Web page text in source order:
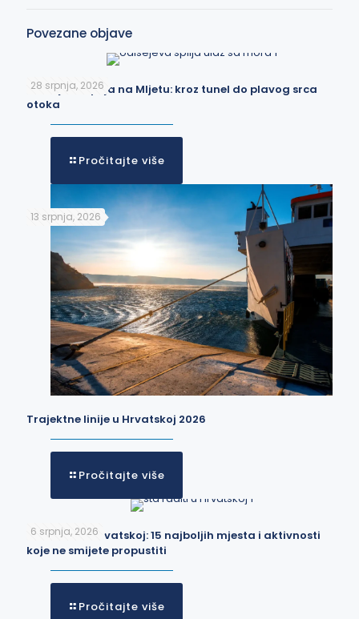
Povezane objave
28 srpnja, 2026
Odisejeva špilja na Mljetu: kroz tunel do plavog srca
otoka
Pročitajte više
13 srpnja, 2026
Trajektne linije u Hrvatskoj 2026
Pročitajte više
6 srpnja, 2026
Što raditi u Hrvatskoj: 15 najboljih mjesta i aktivnosti
koje ne smijete propustiti
Pročitajte više